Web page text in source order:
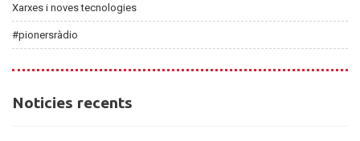
Xarxes i noves tecnologies
#pionersràdio
Noticies
Noticies recents